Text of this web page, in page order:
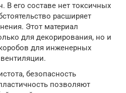
В его составе нет токсичных
расширяет
Этот материал
для декорирования, но и
для инженерных
безопасность
позволяют